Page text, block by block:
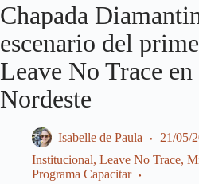
Chapada
escenario del
Leave No Trace en
Nordeste
Isabelle de Paula
21/05/
Institucional, Leave No Trace,
Programa Capacitar